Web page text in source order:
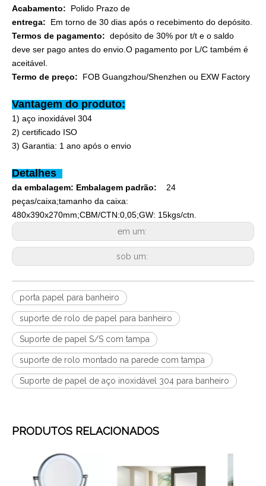
Acabamento: Polido Prazo de
entrega: Em torno de 30 dias após o recebimento do depósito.
Termos de pagamento: depósito de 30% por t/t e o saldo
deve ser pago antes do envio.O pagamento por L/C também é
aceitável.
Termo de preço:
FOB Guangzhou/Shenzhen ou EXW Factory
Vantagem do produto:
1) aço inoxidável 304
2) certificado ISO
3) Garantia: 1 ano após o envio
Detalhes
da embalagem: Embalagem padrão:
24
peças/caixa;tamanho da caixa:
480x390x270mm;CBM/CTN:0,05;GW: 15kgs/ctn.
em um:
sob um:
porta papel para banheiro
suporte de rolo de papel para banheiro
Suporte de papel S/S com tampa
suporte de rolo montado na parede com tampa
Suporte de papel de aço inoxidável 304 para banheiro
PRODUTOS RELACIONADOS